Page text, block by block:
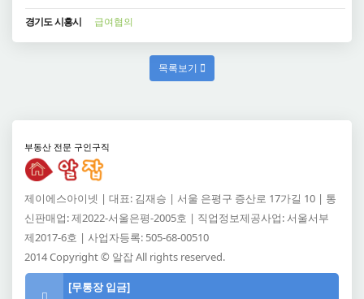
경기도 시흥시 급여협의
목록보기
부동산 전문 구인구직
제이에스아이넷 | 대표: 김재승 | 서울 은평구 증산로 17가길 10 | 통
신판매업: 제2022-서울은평-2005호 | 직업정보제공사업: 서울서부
제2017-6호 | 사업자등록: 505-68-00510
2014 Copyright © 알잡 All rights reserved.
[무통장 입금]